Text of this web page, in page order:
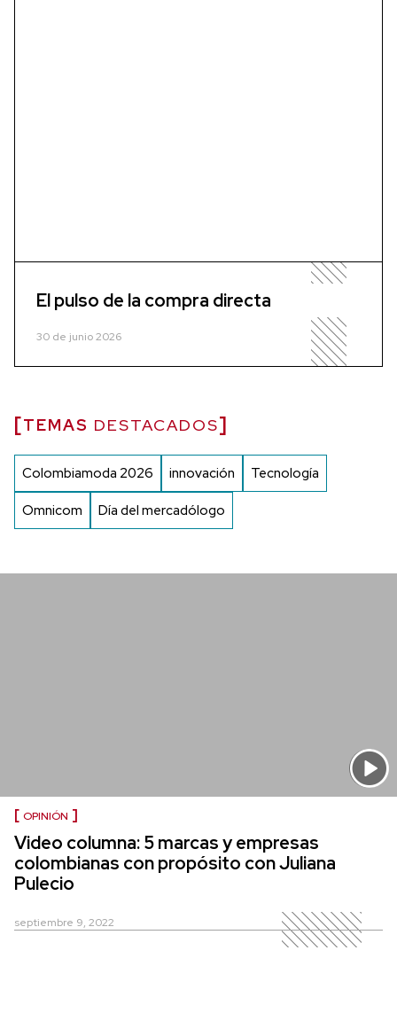
El pulso de la compra directa
30 de junio 2026
TEMAS DESTACADOS
Colombiamoda 2026 innovación Tecnología
Omnicom Día del mercadólogo
OPINIÓN
Video columna: 5 marcas y empresas
colombianas con propósito con Juliana
Pulecio
septiembre 9, 2022